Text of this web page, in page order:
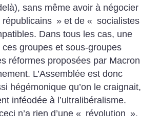
sans même avoir à négocier
républicains » et de « socialistes
Dans tous les cas, une
groupes et sous-groupes
réformes proposées par Macron
L’Assemblée est donc
hégémonique qu’on le craignait,
inféodée à l’ultralibéralisme.
n’a rien d’une « révolution »,